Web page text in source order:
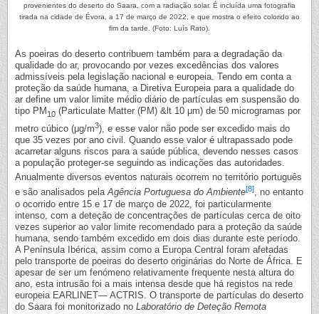
provenientes do deserto do Saara, com a radiação solar. É incluída uma fotografia
tirada na cidade de Évora, a 17 de março de 2022, e que mostra o efeito colorido ao
fim da tarde. (Foto: Luís Rato).
As poeiras do deserto contribuem também para a degradação da
qualidade do ar, provocando por vezes excedências dos valores
admissíveis pela legislação nacional e europeia. Tendo em conta a
proteção da saúde humana, a Diretiva Europeia para a qualidade do
ar define um valor limite médio diário de partículas em suspensão do
tipo PM 10 (Particulate Matter (PM) &lt 10 μm) de 50 microgramas por
metro cúbico (μg/m3), e esse valor não pode ser excedido mais do
que 35 vezes por ano civil. Quando esse valor é ultrapassado pode
acarretar alguns riscos para a saúde pública, devendo nesses casos
a população proteger-se seguindo as indicações das autoridades.
Anualmente diversos eventos naturais ocorrem no território português
e são analisados pelaAgência Portuguesa do Ambiente[8], no entanto
o ocorrido entre 15 e 17 de março de 2022, foi particularmente
intenso, com a deteção de concentrações de partículas cerca de oito
vezes superior ao valor limite recomendado para a proteção da saúde
humana, sendo também excedido em dois dias durante este período.
A Península Ibérica, assim como a Europa Central foram afetadas
pelo transporte de poeiras do deserto originárias do Norte de África. E
apesar de ser um fenómeno relativamente frequente nesta altura do
ano, esta intrusão foi a mais intensa desde que há registos na rede
europeia EARLINET— ACTRIS. O transporte de partículas do deserto
do Saara foi monitorizado no Laboratório de Deteção Remota